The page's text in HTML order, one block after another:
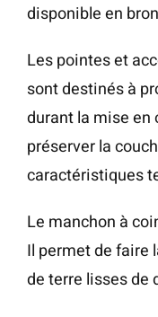
disponible en
Les pointes et
sont destinés à
durant la mise en
préserver la
caractéristiques
Le manchon à
Il permet de faire
de terre lisses de